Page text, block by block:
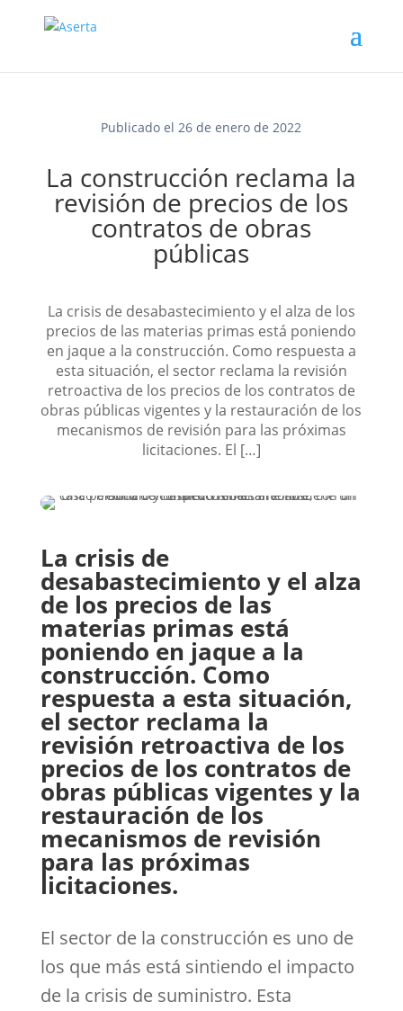
Publicado el 26 de enero de 2022
La construcción reclama la
revisión de precios de los
contratos de obras
públicas
La crisis de desabastecimiento y el alza de los
precios de las materias primas está poniendo
en jaque a la construcción. Como respuesta a
esta situación, el sector reclama la revisión
retroactiva de los precios de los contratos de
obras públicas vigentes y la restauración de los
mecanismos de revisión para las próximas
licitaciones. El […]
La crisis de
desabastecimiento y el alza
de los precios de las
materias primas está
poniendo en jaque a la
construcción. Como
respuesta a esta situación,
el sector reclama la
revisión retroactiva de los
precios de los contratos de
obras públicas vigentes y la
restauración de los
mecanismos de revisión
para las próximas
licitaciones.
El sector de la construcción es uno de
los que más está sintiendo el impacto
de la crisis de suministro. Esta